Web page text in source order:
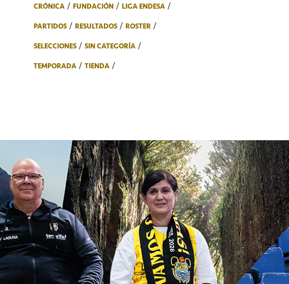
CRÓNICA
FUNDACIÓN
LIGA ENDESA
PARTIDOS
RESULTADOS
ROSTER
SELECCIONES
SIN CATEGORÍA
TEMPORADA
TIENDA